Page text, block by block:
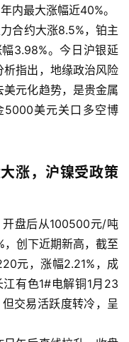
内最大涨幅近40%。
合约大涨8.5%，铂主
3.98%。今日沪银延
指出，地缘政治风险
元化趋势，是贵金属
5000美元关口多空博
涨，沪镍受政策
盘后从100500元/吨
创下近期新高，截至
元，涨幅2.21%，成
有色1#电解铜1月23
交易活跃度转冷，呈